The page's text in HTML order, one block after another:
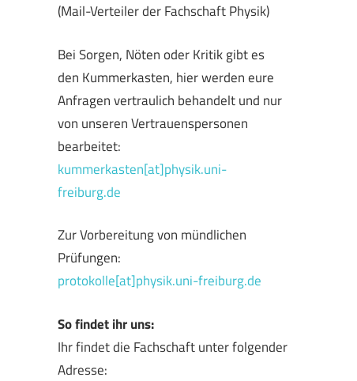
(Mail-Verteiler der Fachschaft Physik)
Bei Sorgen, Nöten oder Kritik gibt es
den Kummerkasten, hier werden eure
Anfragen vertraulich behandelt und nur
von unseren Vertrauenspersonen
bearbeitet:
kummerkasten[at]physik.uni-
freiburg.de
Zur Vorbereitung von mündlichen
Prüfungen:
protokolle[at]physik.uni-freiburg.de
So findet ihr uns:
Ihr findet die Fachschaft unter folgender
Adresse: